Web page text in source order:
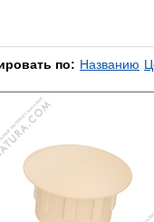
по: Названию